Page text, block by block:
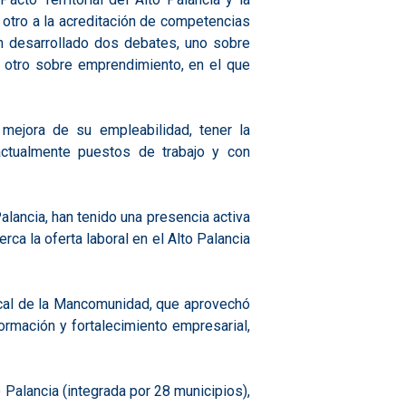
a la acreditación de competencias
desarrollado dos debates, uno sobre
sobre emprendimiento, en el que
de su empleabilidad, tener la
puestos de trabajo y con
han tenido una presencia activa
la oferta laboral en el Alto Palancia
de la Mancomunidad, que aprovechó
y fortalecimiento empresarial,
(integrada por 28 municipios),